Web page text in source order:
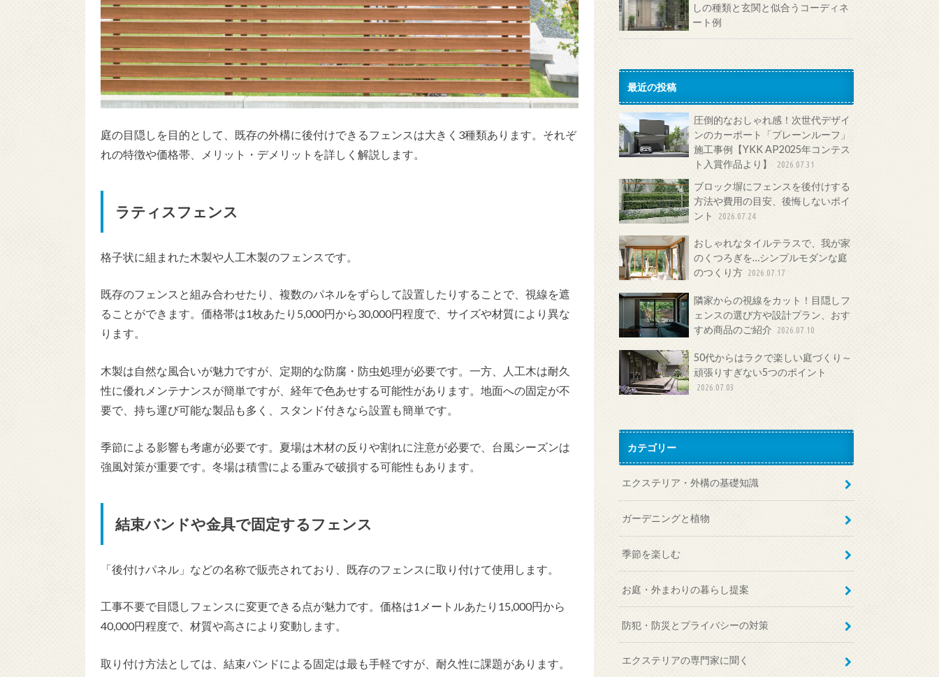
庭の目隠しを目的として、既存の外構に後付けできるフェンスは大きく3種類あります。それぞ
れの特徴や価格帯、メリット・デメリットを詳しく解説します。
ラティスフェンス
格子状に組まれた木製や人工木製のフェンスです。
既存のフェンスと組み合わせたり、複数のパネルをずらして設置したりすることで、視線を遮
ることができます。価格帯は1枚あたり5,000円から30,000円程度で、サイズや材質により異な
ります。
木製は自然な風合いが魅力ですが、定期的な防腐・防虫処理が必要です。一方、人工木は耐久
性に優れメンテナンスが簡単ですが、経年で色あせする可能性があります。地面への固定が不
要で、持ち運び可能な製品も多く、スタンド付きなら設置も簡単です。
季節による影響も考慮が必要です。夏場は木材の反りや割れに注意が必要で、台風シーズンは
強風対策が重要です。冬場は積雪による重みで破損する可能性もあります。
結束バンドや金具で固定するフェンス
「後付けパネル」などの名称で販売されており、既存のフェンスに取り付けて使用します。
工事不要で目隠しフェンスに変更できる点が魅力です。価格は1メートルあたり15,000円から
40,000円程度で、材質や高さにより変動します。
取り付け方法としては、結束バンドによる固定は最も手軽ですが、耐久性に課題があります。
しの種類と玄関と似合うコーディネ
ート例
最近の投稿
圧倒的なおしゃれ感！次世代デザイ
ンのカーポート「プレーンルーフ」
施工事例【YKK AP2025年コンテス
ト入賞作品より】
2026.07.31
ブロック塀にフェンスを後付けする
方法や費用の目安、後悔しないポイ
ント
2026.07.24
おしゃれなタイルテラスで、我が家
のくつろぎを…シンプルモダンな庭
のつくり方 2026.07.17
隣家からの視線をカット！目隠しフ
ェンスの選び方や設計プラン、おす
すめ商品のご紹介
2026.07.10
50代からはラクで楽しい庭づくり～
頑張りすぎない5つのポイント
2026.07.03
カテゴリー
エクステリア・外構の基礎知識
ガーデニングと植物
季節を楽しむ
お庭・外まわりの暮らし提案
防犯・防災とプライバシーの対策
エクステリアの専門家に聞く